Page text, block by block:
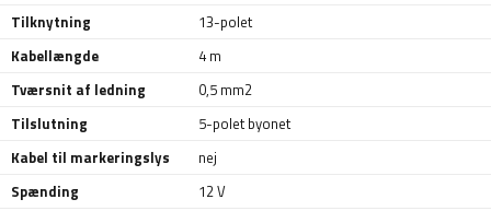
Tilknytning
13-polet
Kabellængde
4 m
Tværsnit af ledning
0,5 mm2
Tilslutning
5-polet byonet
Kabel til markeringslys
nej
Spænding
12 V